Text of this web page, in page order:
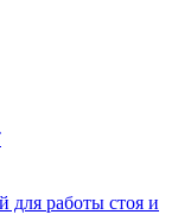
для работы стоя и